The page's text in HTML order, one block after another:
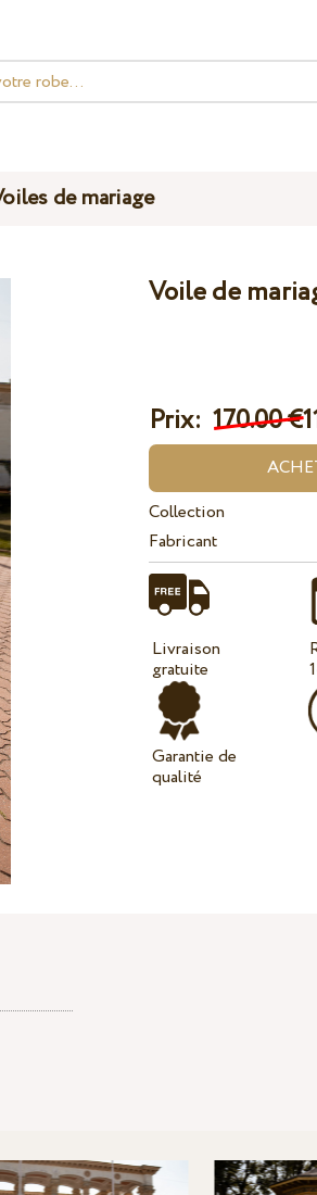
de mariage
Voile de
Prix:170.00 €
Collection
Fabricant
Livraison
gratuite
Garantie de
qualité